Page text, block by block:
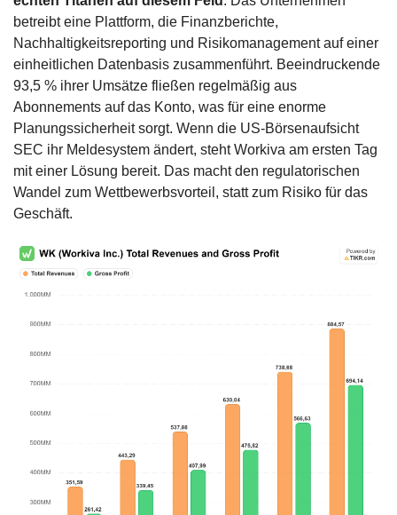
betreibt eine Plattform, die Finanzberichte,
Nachhaltigkeitsreporting und Risikomanagement auf einer
einheitlichen Datenbasis zusammenführt. Beeindruckende
93,5 % ihrer Umsätze fließen regelmäßig aus
Abonnements auf das Konto, was für eine enorme
Planungssicherheit sorgt. Wenn die US-Börsenaufsicht
SEC ihr Meldesystem ändert, steht Workiva am ersten Tag
mit einer Lösung bereit. Das macht den regulatorischen
Wandel zum Wettbewerbsvorteil, statt zum Risiko für das
Geschäft.